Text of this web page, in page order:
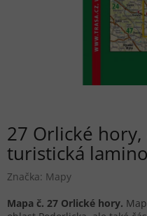
27 Orlické
turistická
Značka: Mapy
Mapa č. 27 Orlické hory.